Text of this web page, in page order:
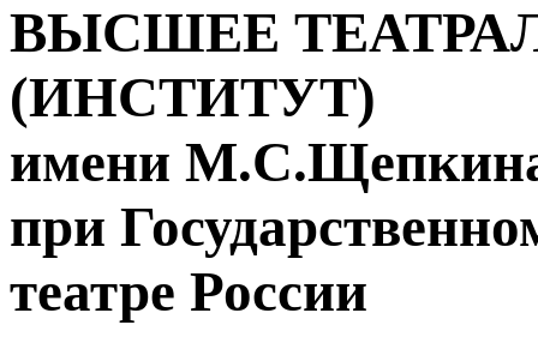
ВЫСШЕЕ
(ИНСТИТУТ)
имени
при
театре России